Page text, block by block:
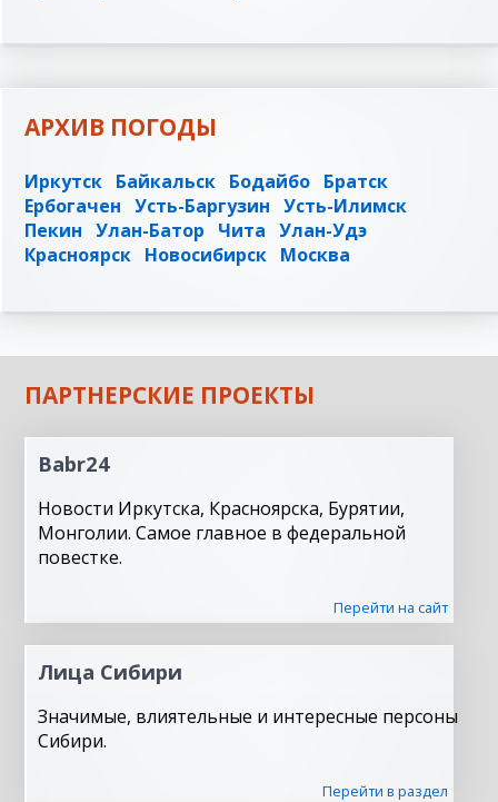
АРХИВ ПОГОДЫ
Иркутск Байкальск Бодайбо Братск
Ербогачен Усть-Баргузин Усть-Илимск
Пекин Улан-Батор Чита Улан-Удэ
Красноярск Новосибирск Москва
ПАРТНЕРСКИЕ ПРОЕКТЫ
Babr24
Новости Иркутска, Красноярска, Бурятии,
Монголии. Самое главное в федеральной
повестке.
Перейти на сайт
Лица Сибири
Значимые, влиятельные и интересные персоны
Сибири.
Перейти в раздел